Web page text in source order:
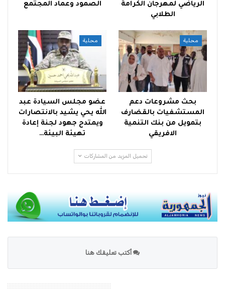
الرياضي لمهرجان الكرامة
الطلابي
الصمود وعماد المجتمع
محلية
بحث مشروعات دعم
المستشفيات بالقضارف
بتمويل من بنك التنمية
الافريقي
محلية
عضو مجلس السيادة عبد
الله يحي يشيد بالانتصارات
ويمتدح جهود لجنة إعادة
تهيئة البيئة…
تحميل المزيد من المشاركات
أكتب تعليقك هنا